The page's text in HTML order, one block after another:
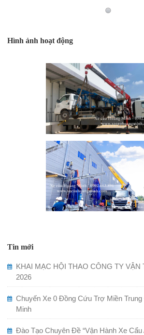
Hình ảnh hoạt động
Tin mới
KHAI MẠC HỘI THAO CÔNG TY VẬN
2026
Chuyến Xe 0 Đồng Cứu Trợ Miền Trung
Minh
Đào Tạo Chuyên Đề “Vận Hành Xe Cẩu